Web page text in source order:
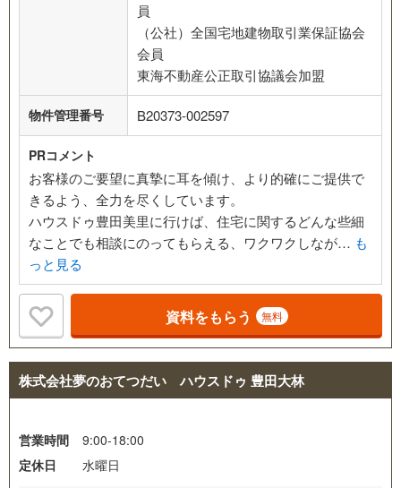
員
（公社）全国宅地建物取引業保証協会
会員
東海不動産公正取引協議会加盟
物件管理番号 B20373-002597
PRコメント
お客様のご要望に真摯に耳を傾け、より的確にご提供で
きるよう、全力を尽くしています。
ハウスドゥ豊田美里に行けば、住宅に関するどんな些細
なことでも相談にのってもらえる、ワクワクしなが… も
っと見る
資料をもらう 無料
株式会社夢のおてつだい ハウスドゥ 豊田大林
営業時間
9:00-18:00
定休日
水曜日